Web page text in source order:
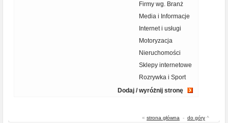
Firmy wg. Branż
Media i Informacje
Internet i usługi
Motoryzacja
Nieruchomości
Sklepy internetowe
Rozrywka i Sport
Dodaj / wyróżnij stronę
« strona główna - do góry ^